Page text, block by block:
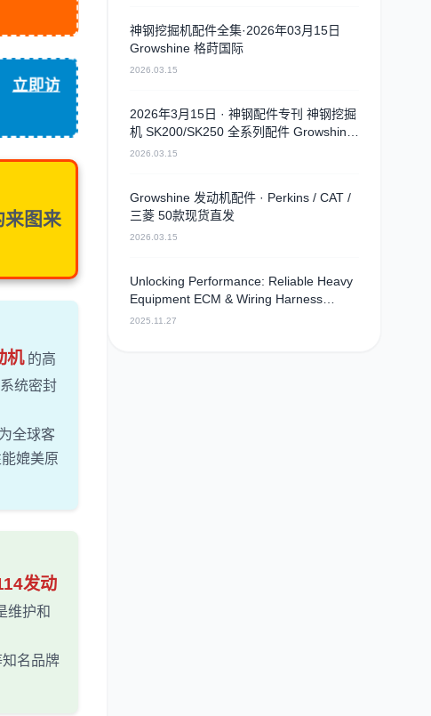
立即访
来图来
机的高
统密封
全球客
媲美原
发动
维护和
名品牌
神钢挖掘机配件全集·2026年03月15日
Growshine 格莳国际
2026.03.15
2026年3月15日 · 神钢配件专刊 神钢挖掘
机 SK200/SK250 全系列配件 Growshine
现货直供
2026.03.15
Growshine 发动机配件 · Perkins / CAT /
三菱 50款现货直发
2026.03.15
Unlocking Performance: Reliable Heavy
Equipment ECM & Wiring Harness
Alternatives
2025.11.27